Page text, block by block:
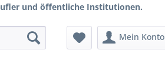
und öffentliche Institutionen.
Mein Konto